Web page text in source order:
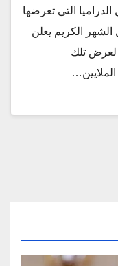
التى تعرضها
الشهر الكريم يعلن
لعرض تلك